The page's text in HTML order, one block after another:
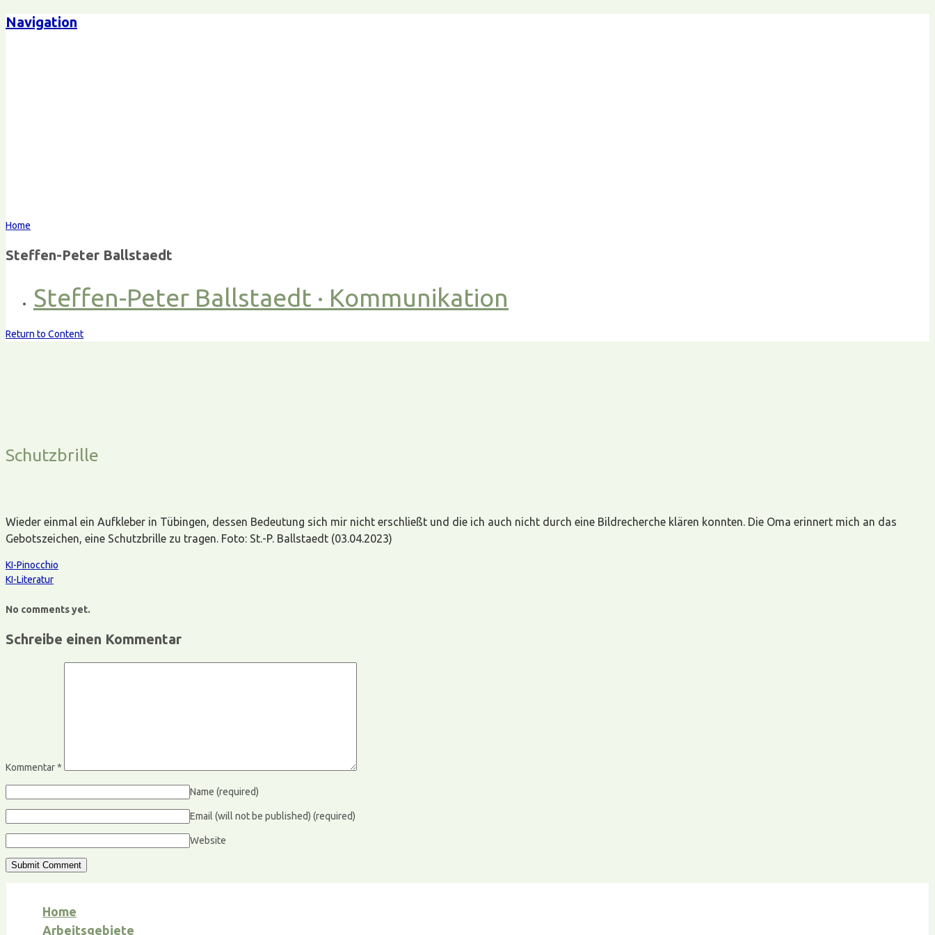
Navigation
Home
Steffen-Peter Ballstaedt
Steffen-Peter Ballstaedt · Kommunikation
Return to Content
Schutzbrille
Wieder einmal ein Aufkleber in Tübingen, dessen Bedeutung sich mir nicht erschließt und die ich auch nicht durch eine Bildrecherche klären konnten. Die Oma erinnert mich an das
Gebotszeichen, eine Schutzbrille zu tragen. Foto: St.-P. Ballstaedt (03.04.2023)
KI-Pinocchio
KI-Literatur
No comments yet.
Schreibe einen Kommentar
Kommentar*
Name (required)
Email (will not be published) (required)
Website
Home
Arbeitsgebiete